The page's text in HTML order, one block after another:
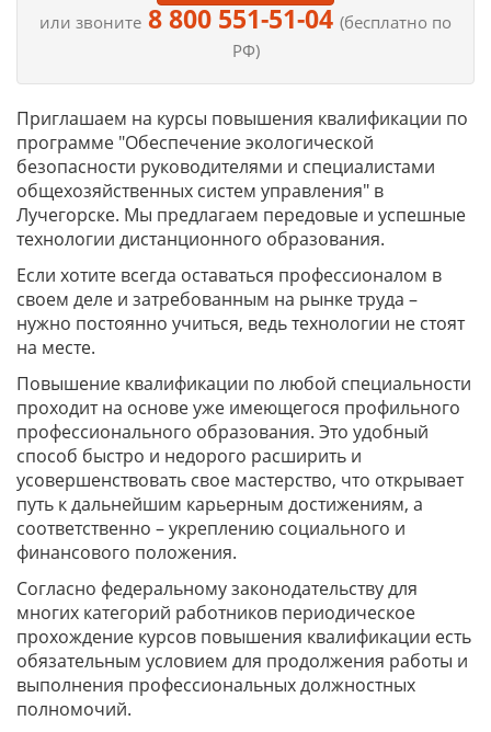
или звоните 8 800 551-51-04 (бесплатно по
РФ)
Приглашаем на курсы повышения квалификации по
программе "Обеспечение экологической
безопасности руководителями и специалистами
общехозяйственных систем управления" в
Лучегорске. Мы предлагаем передовые и успешные
технологии дистанционного образования.
Если хотите всегда оставаться профессионалом в
своем деле и затребованным на рынке труда –
нужно постоянно учиться, ведь технологии не стоят
на месте.
Повышение квалификации по любой специальности
проходит на основе уже имеющегося профильного
профессионального образования. Это удобный
способ быстро и недорого расширить и
усовершенствовать свое мастерство, что открывает
путь к дальнейшим карьерным достижениям, а
соответственно – укреплению социального и
финансового положения.
Согласно федеральному законодательству для
многих категорий работников периодическое
прохождение курсов повышения квалификации есть
обязательным условием для продолжения работы и
выполнения профессиональных должностных
полномочий.